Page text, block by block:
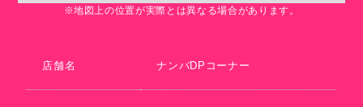
※地図上の位置が実際とは異なる場合があります。
店舗名 ナンバDPコーナー